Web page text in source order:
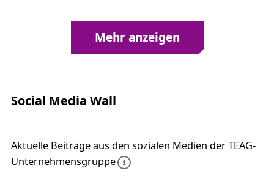
Mehr anzeigen
Social Media Wall
Aktuelle Beiträge aus den sozialen Medien der TEAG-
Unternehmensgruppe